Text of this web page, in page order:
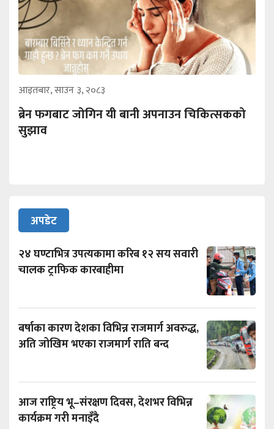
आइतबार, साउन ३, २०८३
ब्रेन फगबाट जोगिन यी बानी अपनाउन चिकित्सकको
सुझाव
अपडेट
२४ घण्टाभित्र उपत्यकामा करिब १२ सय सवारी
चालक ट्राफिक कारबाहीमा
बर्षाका कारण देशका विभिन्न राजमार्ग अवरुद्ध,
अति जोखिम भएका राजमार्ग राति बन्द
आज राष्ट्रिय भू–संरक्षण दिवस, देशभर विभिन्न
कार्यक्रम गरी मनाइँदै